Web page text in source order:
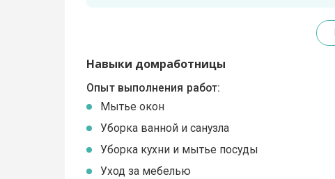
Навыки домработницы
Опыт выполнения работ:
Мытье окон
Уборка ванной и санузла
Уборка кухни и мытье посуды
Уход за мебелью